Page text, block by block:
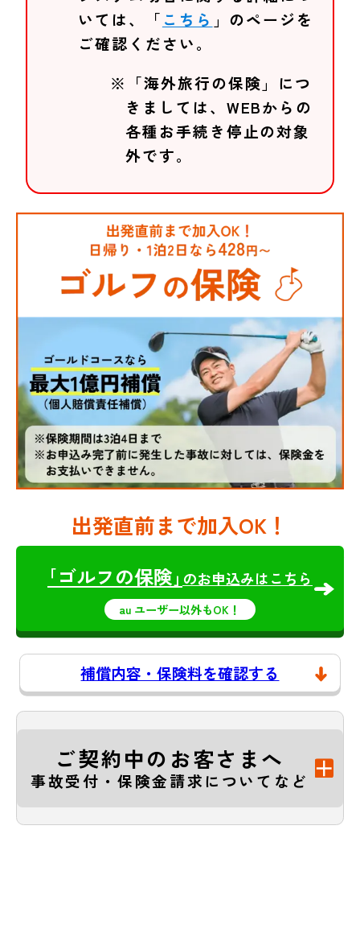
いては、「 こちら 」のページを
ご確認ください。
※「海外旅行の保険」につ
きましては、WEBからの
各種お手続き停止の対象
外です。
出発直前まで加入OK！
｢ゴルフの保険｣ のお申込みはこちら
au ユーザー以外もOK！
補償内容・保険料を確認する
ご契約中のお客さまへ
事故受付・保険金請求についてなど